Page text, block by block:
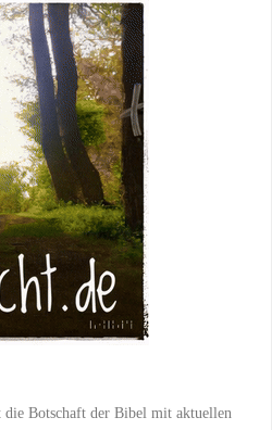
Botschaft der Bibel mit aktuellen